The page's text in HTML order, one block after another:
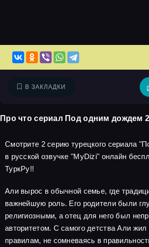
В ЗАКЛАДКИ
Про что сериал Под одним дождем
Смотрите 2 серию турецкого сериала
в русской озвучке "MyDizi" онлайн
ТуркРу!!
Али вырос в обычной семье, где
важнейшую роль. Его родители были
религиозными, а отец для него был
авторитетом. С самого детства Али
правилам, не сомневаясь в